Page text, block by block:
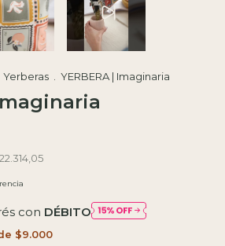
Yerberas YERBERA | Imaginaria
con DÉBITO
$9.000